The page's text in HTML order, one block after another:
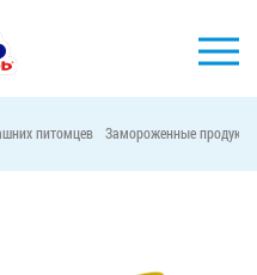
питомцев Замороженные продукты